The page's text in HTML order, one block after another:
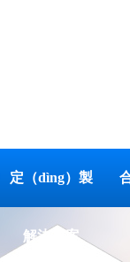
定（dìng）製
解決方案